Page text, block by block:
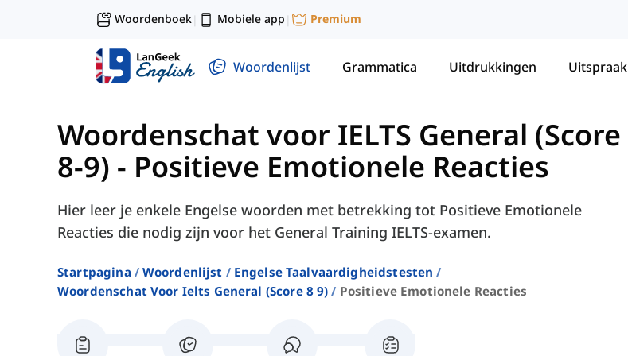
Woordenboek| Mobiele app | Premium
Woordenlijst Grammatica Uitdrukkingen Uitspraak
Woordenschat voor IELTS General (Score
8-9) - Positieve Emotionele Reacties
Hier leer je enkele Engelse woorden met betrekking tot Positieve Emotionele
Reacties die nodig zijn voor het General Training IELTS-examen.
Startpagina Woordenlijst
Engelse Taalvaardigheidstesten
Woordenschat Voor Ielts General (score 8 9)
Positieve Emotionele Reacties